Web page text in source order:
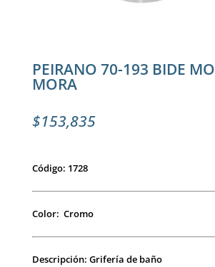
PEIRANO 70-193 BIDE
MORA
$153,835
Código: 1728
Color: Cromo
Descripción: Grifería de baño